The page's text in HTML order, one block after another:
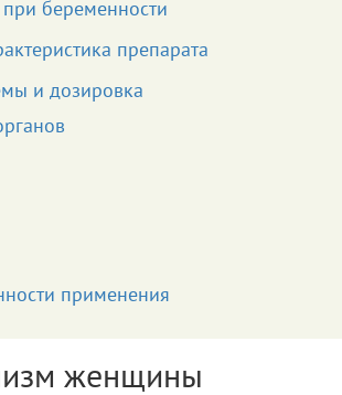
беременности
препарата
и дозировка
применения
женщины